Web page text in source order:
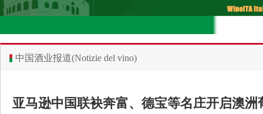
中国酒业报道(Notizie del vino)
亚马逊中国联袂奔富、德宝等名庄开启澳洲